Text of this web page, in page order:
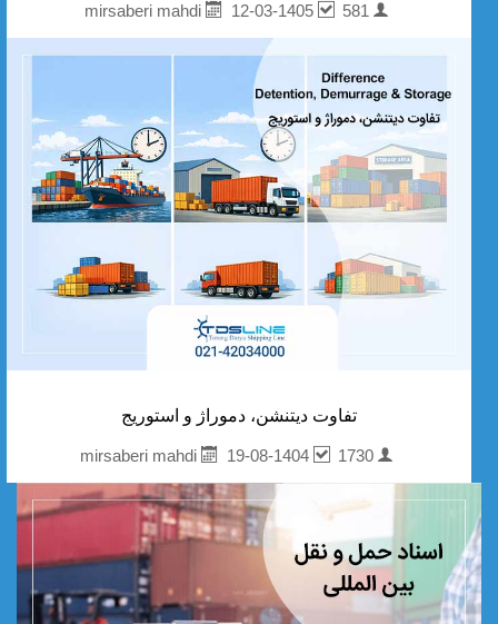
mirsaberi mahdi
12-03-1405 581
تفاوت دیتنشن، دموراژ و استوریج
mirsaberi mahdi
19-08-1404 1730